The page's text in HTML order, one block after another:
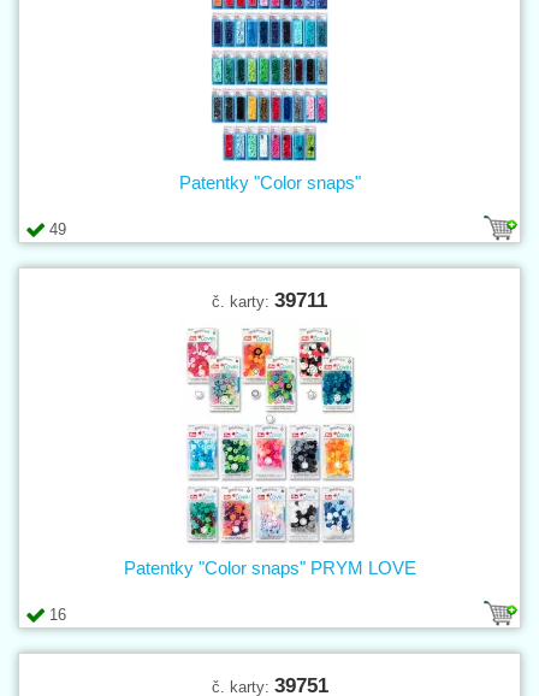
49
Patentky "Color snaps"
č. karty: 39711
16
Patentky "Color snaps" PRYM LOVE
č. karty: 39751